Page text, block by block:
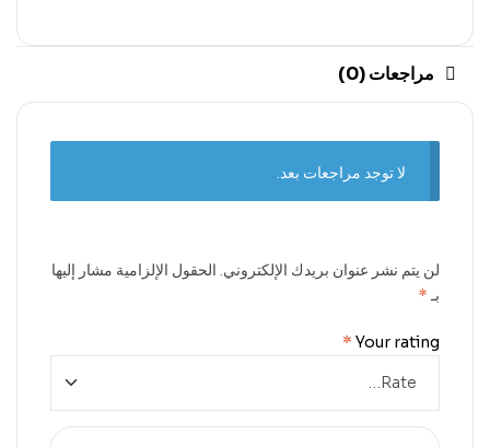
مراجعات (0)
لا توجد مراجعات بعد.
لن يتم نشر عنوان بريدك الإلكتروني. الحقول الإلزامية مشار إليها
بـ*
Your rating
*